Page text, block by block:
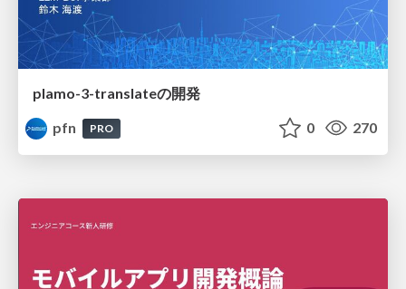
plamo-3-translateの開発
pfn
PRO 0 270